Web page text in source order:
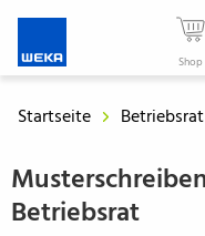
-
Der
Ihren
beruflichen
Shop
Startseite
Betriebsrat